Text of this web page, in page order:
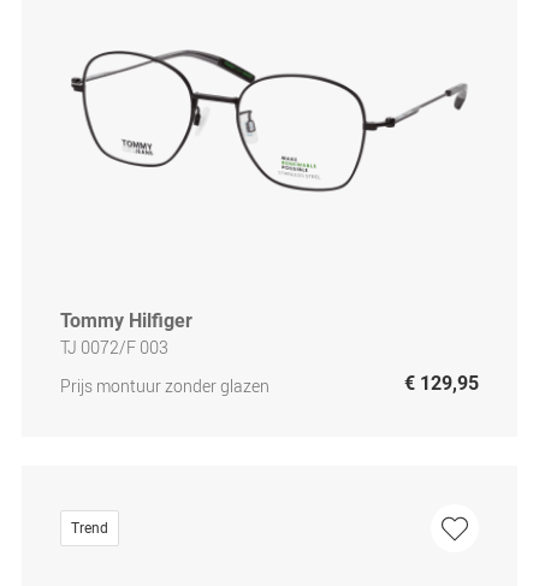
Tommy Hilfiger
TJ 0072/F 003
Prijs montuur zonder glazen
€ 129,95
Trend